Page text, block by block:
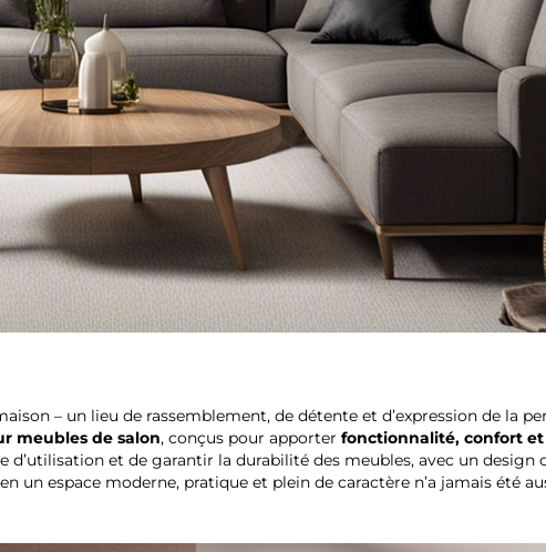
– un lieu de rassemblement, de détente et d’expression de la
meubles de salon, conçus pour apporter fonctionnalité, confort et
d’utilisation et de garantir la durabilité des meubles, avec un
un espace moderne, pratique et plein de caractère n’a jamais été